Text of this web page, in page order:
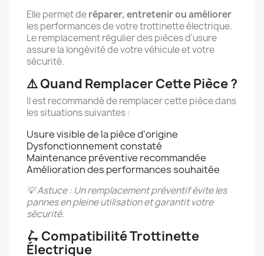
Elle permet deréparer, entretenir ou améliorer
les performances de votre trottinette électrique.
Le remplacement régulier des pièces d'usure
assure la longévité de votre véhicule et votre
sécurité.
⚠️ Quand Remplacer Cette Pièce ?
Il est recommandé de remplacer cette pièce dans
les situations suivantes :
Usure visible de la pièce d'origine
Dysfonctionnement constaté
Maintenance préventive recommandée
Amélioration des performances souhaitée
💡 Astuce : Un remplacement préventif évite les
pannes en pleine utilisation et garantit votre
sécurité.
🛴 Compatibilité Trottinette
Électrique